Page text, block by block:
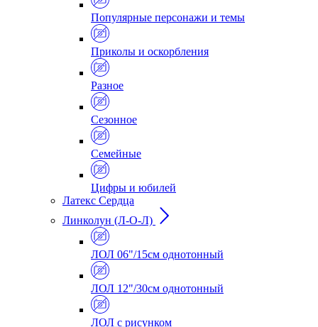
Популярные персонажи и темы
Приколы и оскорбления
Разное
Сезонное
Семейные
Цифры и юбилей
Латекс Сердца
Линколун (Л-О-Л)
ЛОЛ 06"/15см однотонный
ЛОЛ 12"/30см однотонный
ЛОЛ с рисунком